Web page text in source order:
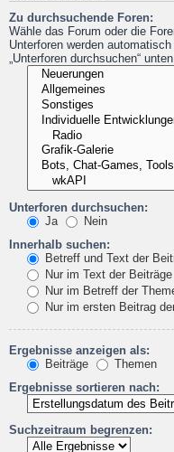
Zu durchsuchende Foren:
Wähle das Forum oder die
Unterforen werden
„Unterforen durchsuchen“
Unterforen durchsuchen:
Ja
Nein
Innerhalb suchen:
Betreff und Text der
Nur im Text der Beiträge
Nur im Betreff der
Nur im ersten Beitrag
Ergebnisse anzeigen als:
Beiträge
Themen
Ergebnisse sortieren nach:
Suchzeitraum begrenzen: